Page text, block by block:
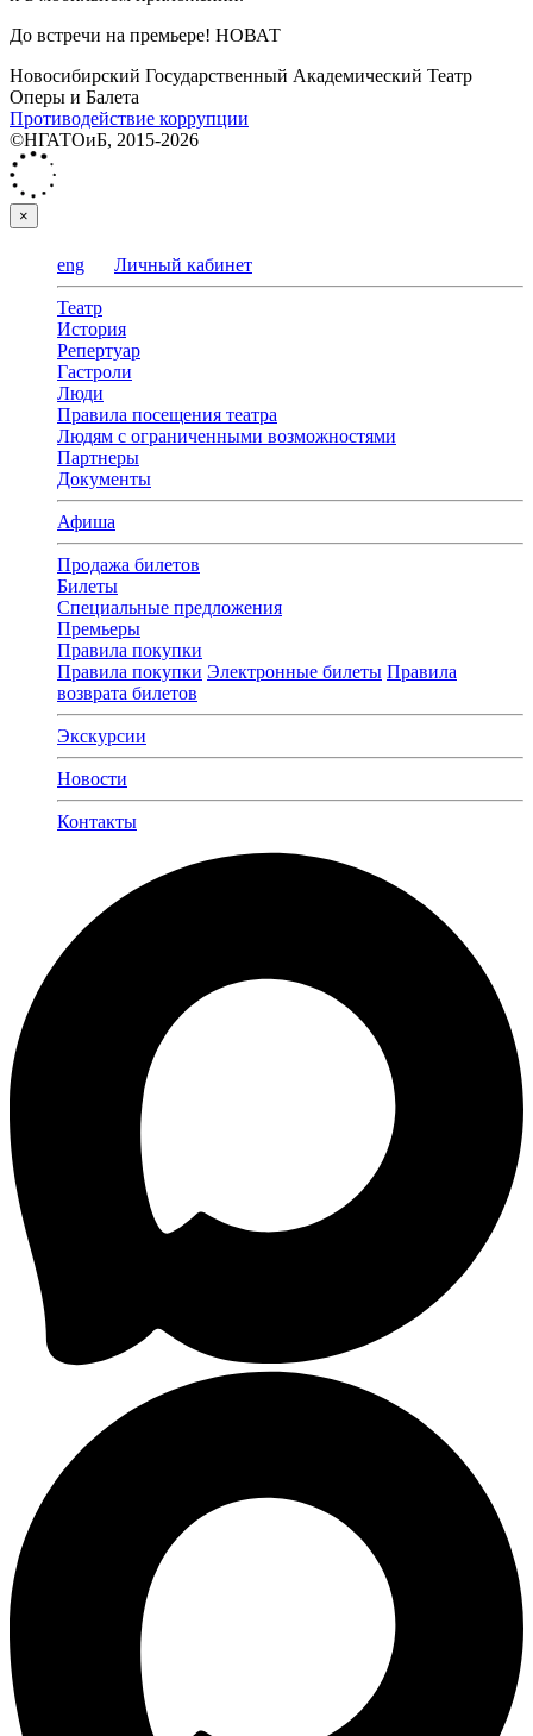
До встречи на премьере! НОВАТ
Новосибирский Государственный Академический Театр
Оперы и Балета
Противодействие коррупции
©НГАТОиБ, 2015-2026
×
eng Личный кабинет
Театр
История
Репертуар
Гастроли
Люди
Правила посещения театра
Людям с ограниченными возможностями
Партнеры
Документы
Афиша
Продажа билетов
Билеты
Специальные предложения
Премьеры
Правила покупки
Правила покупки Электронные билеты Правила
возврата билетов
Экскурсии
Новости
Контакты